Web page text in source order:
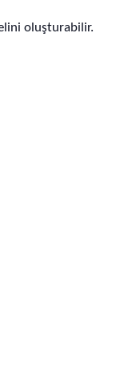
oluşturabilir.